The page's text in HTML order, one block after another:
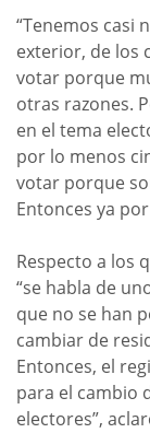
“Tenemos casi
exterior, de los
votar porque
otras razones.
en el tema
por lo menos
votar porque
Entonces ya
Respecto a los
“se habla de
que no se han
cambiar de
Entonces, el
para el cambio
electores”,